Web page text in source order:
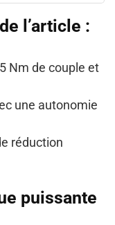
l’article :
Nm de couple et
une autonomie
réduction
puissante